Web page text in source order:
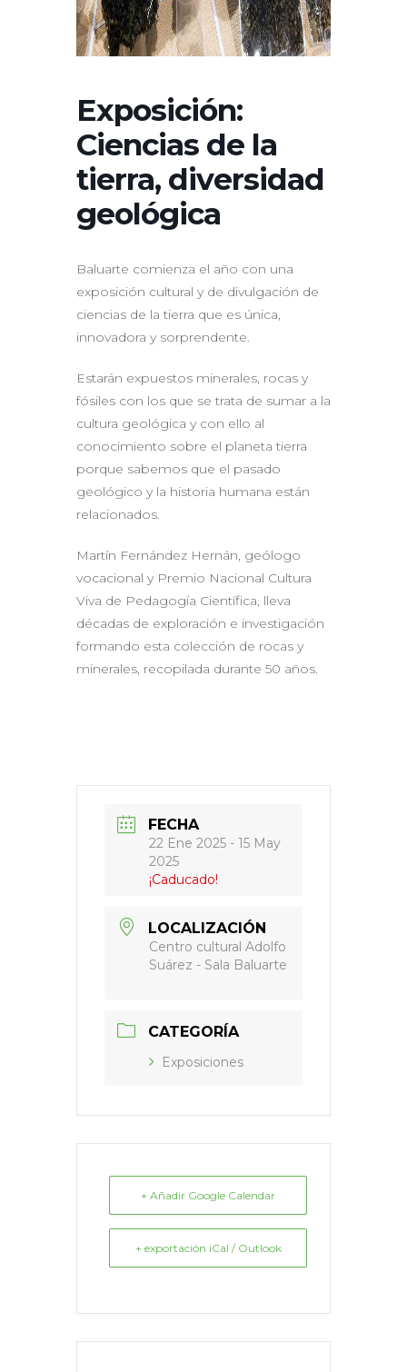
Exposición:
Ciencias de la
tierra, diversidad
geológica
Baluarte comienza el año con una
exposición cultural y de divulgación de
ciencias de la tierra que es única,
innovadora y sorprendente.
Estarán expuestos minerales, rocas y
fósiles con los que se trata de sumar a la
cultura geológica y con ello al
conocimiento sobre el planeta tierra
porque sabemos que el pasado
geológico y la historia humana están
relacionados.
Martín Fernández Hernán, geólogo
vocacional y Premio Nacional Cultura
Viva de Pedagogía Científica, lleva
décadas de exploración e investigación
formando esta colección de rocas y
minerales, recopilada durante 50 años.
FECHA
22 Ene 2025 - 15 May
2025
¡Caducado!
LOCALIZACIÓN
Centro cultural Adolfo
Suárez - Sala Baluarte
CATEGORÍA
Exposiciones
+ Añadir Google Calendar
+ exportación iCal / Outlook